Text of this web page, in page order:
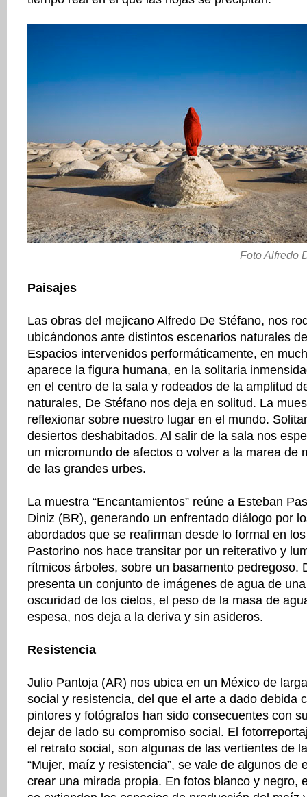
Foto Alfredo
Paisajes
Las obras del mejicano Alfredo De Stéfano, nos
ubicándonos ante distintos escenarios naturales
Espacios intervenidos performáticamente, en
aparece la figura humana, en la solitaria
en el centro de la sala y rodeados de la amplitud
naturales, De Stéfano nos deja en solitud. La
reflexionar sobre nuestro lugar en el mundo.
desiertos deshabitados. Al salir de la sala nos
un micromundo de afectos o volver a la marea de
de las grandes urbes.
La muestra “Encantamientos” reúne a Esteban
Diniz (BR), generando un enfrentado diálogo por
abordados que se reafirman desde lo formal en
Pastorino nos hace transitar por un reiterativo y
rítmicos árboles, sobre un basamento pedregoso.
presenta un conjunto de imágenes de agua de
oscuridad de los cielos, el peso de la masa de
espesa, nos deja a la deriva y sin asideros.
Resistencia
Julio Pantoja (AR) nos ubica en un México de
social y resistencia, del que el arte a dado debida
pintores y fotógrafos han sido consecuentes con
dejar de lado su compromiso social. El
el retrato social, son algunas de las vertientes de
“Mujer, maíz y resistencia”, se vale de algunos de
crear una mirada propia. En fotos blanco y negro,